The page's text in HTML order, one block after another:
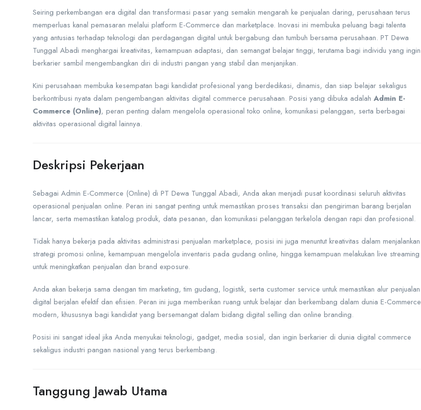
Seiring perkembangan era digital dan transformasi pasar yang semakin mengarah ke penjualan daring, perusahaan terus
memperluas kanal pemasaran melalui platform E-Commerce dan marketplace. Inovasi ini membuka peluang bagi talenta
yang antusias terhadap teknologi dan perdagangan digital untuk bergabung dan tumbuh bersama perusahaan. PT Dewa
Tunggal Abadi menghargai kreativitas, kemampuan adaptasi, dan semangat belajar tinggi, terutama bagi individu yang ingin
berkarier sambil mengembangkan diri di industri pangan yang stabil dan menjanjikan.
Kini perusahaan membuka kesempatan bagi kandidat profesional yang berdedikasi, dinamis, dan siap belajar sekaligus
berkontribusi nyata dalam pengembangan aktivitas digital commerce perusahaan. Posisi yang dibuka adalah Admin E-
Commerce (Online), peran penting dalam mengelola operasional toko online, komunikasi pelanggan, serta berbagai
aktivitas operasional digital lainnya.
Deskripsi Pekerjaan
Sebagai Admin E-Commerce (Online) di PT Dewa Tunggal Abadi, Anda akan menjadi pusat koordinasi seluruh aktivitas
operasional penjualan online. Peran ini sangat penting untuk memastikan proses transaksi dan pengiriman barang berjalan
lancar, serta memastikan katalog produk, data pesanan, dan komunikasi pelanggan terkelola dengan rapi dan profesional.
Tidak hanya bekerja pada aktivitas administrasi penjualan marketplace, posisi ini juga menuntut kreativitas dalam menjalankan
strategi promosi online, kemampuan mengelola inventaris pada gudang online, hingga kemampuan melakukan live streaming
untuk meningkatkan penjualan dan brand exposure.
Anda akan bekerja sama dengan tim marketing, tim gudang, logistik, serta customer service untuk memastikan alur penjualan
digital berjalan efektif dan efisien. Peran ini juga memberikan ruang untuk belajar dan berkembang dalam dunia E-Commerce
modern, khususnya bagi kandidat yang bersemangat dalam bidang digital selling dan online branding.
Posisi ini sangat ideal jika Anda menyukai teknologi, gadget, media sosial, dan ingin berkarier di dunia digital commerce
sekaligus industri pangan nasional yang terus berkembang.
Tanggung Jawab Utama